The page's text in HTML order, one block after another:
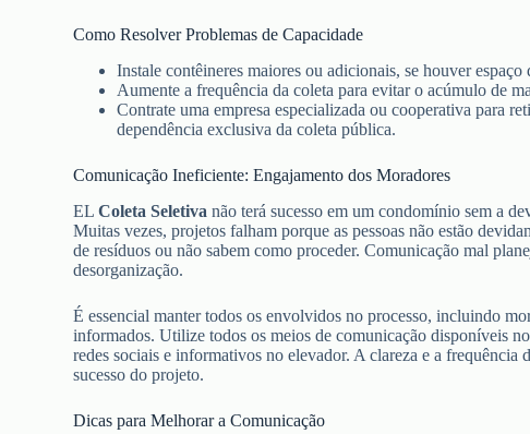
Como Resolver Problemas de Capacidade
Instale contêineres maiores ou adicionais, se houver espaço
Aumente a frequência da coleta para evitar o acúmulo de
Contrate uma empresa especializada ou cooperativa para
dependência exclusiva da coleta pública.
Comunicação Ineficiente: Engajamento dos Moradores
ELColeta Seletiva não terá sucesso em um condomínio sem a
Muitas vezes, projetos falham porque as pessoas não estão
de resíduos ou não sabem como proceder. Comunicação mal
desorganização.
É essencial manter todos os envolvidos no processo, incluindo
informados. Utilize todos os meios de comunicação disponíveis
redes sociais e informativos no elevador. A clareza e a frequência
sucesso do projeto.
Dicas para Melhorar a Comunicação